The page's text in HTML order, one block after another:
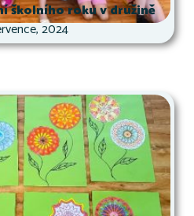
školního roku v družině
2024